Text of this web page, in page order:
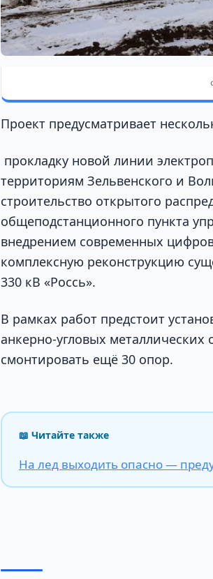
Проект предусматривает
прокладку новой линии
территориям Зельвенского и
строительство открытого
общеподстанционного пункта
внедрением современных
комплексную реконструкцию
330 кВ «Россь».
В рамках работ предстоит
анкерно-угловых
смонтировать ещё 30 опор.
📖 Читайте также
На лед выходить опасно —